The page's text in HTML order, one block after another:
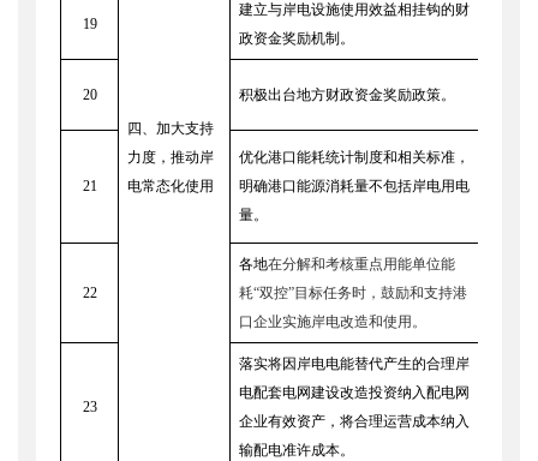
四、加大支持
力度，推动岸
电常态化使用
19
建立与岸电设施使用效益相挂钩的财
政资金奖励机制。
20 积极出台地方财政资金奖励政策。
21
优化港口能耗统计制度和相关标准，
明确港口能源消耗量不包括岸电用电
量。
22
各地在分解和考核重点用能单位能
耗“双控”目标任务时，鼓励和支持港
口企业实施岸电改造和使用。
23
落实将因岸电电能替代产生的合理岸
电配套电网建设改造投资纳入配电网
企业有效资产，将合理运营成本纳入
输配电准许成本。